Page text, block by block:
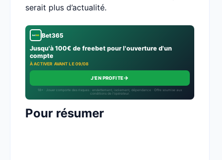
serait plus d’actualité.
Bet365
Jusqu'à 100€ de freebet pour l'ouverture d'un
compte
À ACTIVER AVANT LE 09/08
J'EN PROFITE→
18+ · Jouer comporte des risques : endettement, isolement, dépendance · Offre soumise aux
conditions de l’opérateur.
Pour résumer